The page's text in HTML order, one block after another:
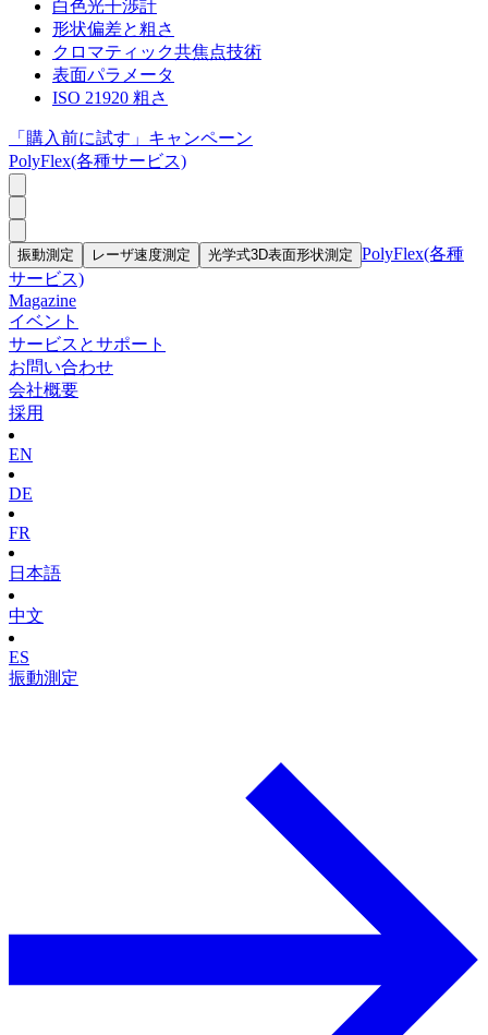
白色光干渉計
形状偏差と粗さ
クロマティック共焦点技術
表面パラメータ
ISO 21920 粗さ
「購入前に試す」キャンペーン
PolyFlex(各種サービス)
振動測定 レーザ速度測定 光学式3D表面形状測定 PolyFlex(各種
サービス)
Magazine
イベント
サービスとサポート
お問い合わせ
会社概要
採用
EN
DE
FR
日本語
中文
ES
振動測定